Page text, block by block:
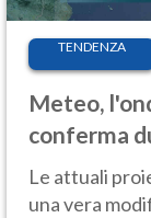
TENDENZA
Meteo,
conferma
Le attuali
una vera